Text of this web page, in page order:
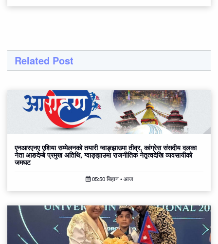
Related Post
एनआरएनए एशिया सम्मेलनको तयारी ग्वाङ्झाउमा तीव्र, कांग्रेस संसदीय दलका
नेता आङदेम्बे प्रमुख अतिथि, ग्वाङ्झाउमा राजनीतिक नेतृत्वदेखि व्यवसायीको
जमघट
05:50 बिहान • आज